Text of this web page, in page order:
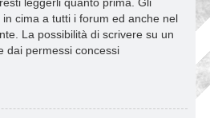
cima a tutti i forum ed anche nel
La possibilità di scrivere su un
dai permessi concessi